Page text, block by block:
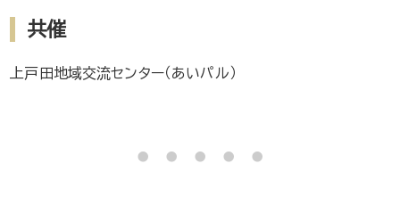
共催
上戸田地域交流センター（あいパル）
・・・・・